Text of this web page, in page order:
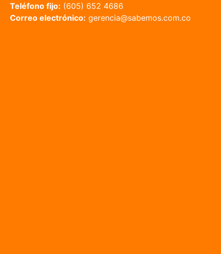
Teléfono fijo: (605) 652 4686
Correo electrónico: gerencia@sabemos.com.co